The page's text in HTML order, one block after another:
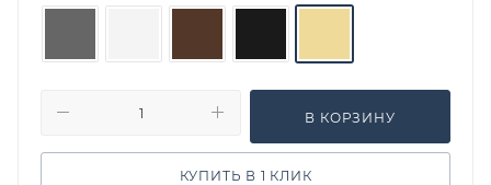
В КОРЗИНУ
КУПИТЬ В 1 КЛИК